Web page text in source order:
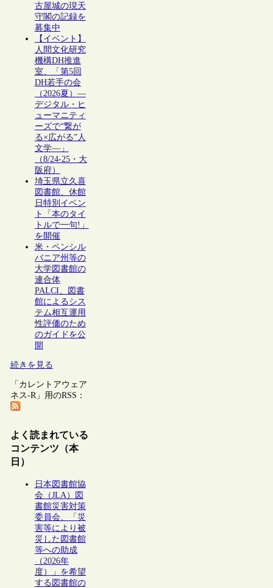
古屋城の現天
守閣の記録を
募集中
【イベント】
人間文化研究
機構DH推進
室、「第5回
DH若手の会
（2026夏）―
デジタル・ヒ
ューマニティ
ーズで“繋が
る×広がる”人
文学―」
（8/24-25・大
阪府）
埼玉県立久喜
図書館、休館
日特別イベン
ト「本のタイ
トルで一句!」
を開催
米・ペンシル
バニア州等の
大学図書館の
連合体
PALCI、図書
館によるシス
テム相互運用
性評価のため
のガイドを公
開
続きを見る
「カレントアウェア
ネス-R」用のRSS：
よく読まれている
コンテンツ（本
日）
日本図書館協
会（JLA）図
書館災害対策
委員会、「災
害等により被
災した図書館
等への助成
（2026年
度）」を希望
する図書館の